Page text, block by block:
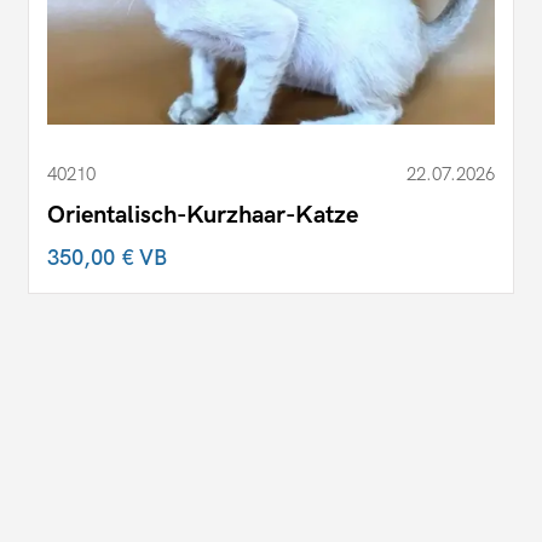
40210 22.07.2026
Orientalisch-Kurzhaar-Katze
350,00 €VB